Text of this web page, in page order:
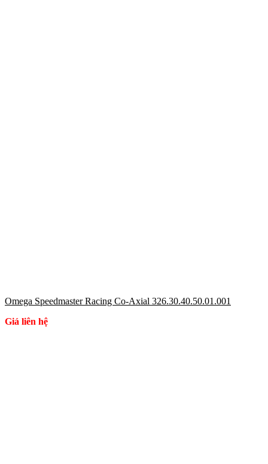
Omega Speedmaster Racing Co-Axial 326.30.40.50.01.001
Giá liên hệ